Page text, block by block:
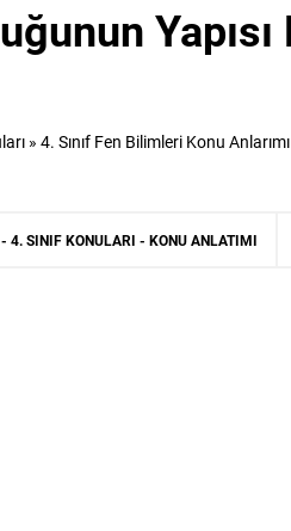
» 4. Sınıf Fen Bilimleri Konu Anlarımı
4. SINIF KONULARI KONU ANLATIMI